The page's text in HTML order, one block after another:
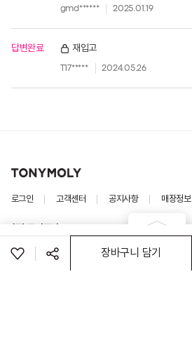
장바구니 담기
gmd****** 2025.01.19
답변완료 재입고
T17***** 2024.05.26
로그인 고객센터 공지사항 매장정보
(주) 토니모리
회사소개
(주)나이스페이 구매안전서비스
가맹점&특판문의